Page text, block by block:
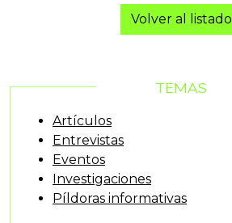
Volver al listado
TEMAS
Artículos
Entrevistas
Eventos
Investigaciones
Píldoras informativas